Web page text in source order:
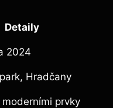
Detaily
2024
Hradčany
prvky